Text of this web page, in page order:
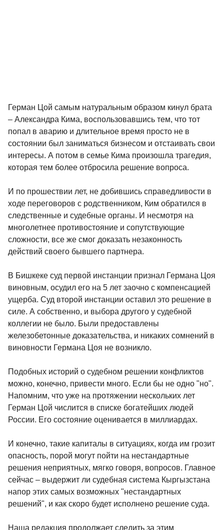
Герман Цой самым натуральным образом кинул брата
– Александра Кима, воспользовавшись тем, что тот
попал в аварию и длительное время просто не в
состоянии был заниматься бизнесом и отстаивать свои
интересы. А потом в семье Кима произошла трагедия,
которая тем более отбросила решение вопроса.
И по прошествии лет, не добившись справедливости в
ходе переговоров с родственником, Ким обратился в
следственные и судебные органы. И несмотря на
многолетнее противостояние и сопутствующие
сложности, все же смог доказать незаконность
действий своего бывшего партнера.
В Бишкеке суд первой инстанции признал Германа Цоя
виновным, осудил его на 5 лет заочно с компенсацией
ущерба. Суд второй инстанции оставил это решение в
силе. А собственно, и выбора другого у судебной
коллегии не было. Были предоставлены
железобетонные доказательства, и никаких сомнений в
виновности Германа Цоя не возникло.
Подобных историй о судебном решении конфликтов
можно, конечно, привести много. Если бы не одно "но".
Напомним, что уже на протяжении нескольких лет
Герман Цой числится в списке богатейших людей
России. Его состояние оценивается в миллиардах.
И конечно, такие капиталы в ситуациях, когда им грозит
опасность, порой могут пойти на нестандартные
решения неприятных, мягко говоря, вопросов. Главное
сейчас – выдержит ли судебная система Кыргызстана
напор этих самых возможных "нестандартных
решений", и как скоро будет исполнено решение суда.
Наша редакция продолжает следить за этим